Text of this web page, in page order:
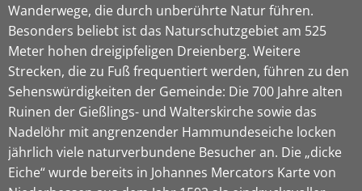
Wanderwege, die durch unberührte Natur führen.
Besonders beliebt ist das Naturschutzgebiet am 525
Meter hohen dreigipfeligen Dreienberg. Weitere
Strecken, die zu Fuß frequentiert werden, führen zu den
Sehenswürdigkeiten der Gemeinde: Die 700 Jahre alten
Ruinen der Gießlings- und Walterskirche sowie das
Nadelöhr mit angrenzender Hammundeseiche locken
jährlich viele naturverbundene Besucher an. Die „dicke
Eiche“ wurde bereits in Johannes Mercators Karte von